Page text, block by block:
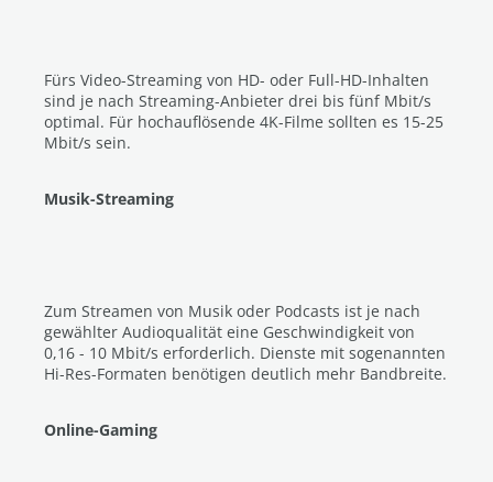
Fürs Video-Streaming von HD- oder Full-HD-Inhalten
sind je nach Streaming-Anbieter drei bis fünf Mbit/s
optimal. Für hochauflösende 4K-Filme sollten es 15-25
Mbit/s sein.
Musik-Streaming
Zum Streamen von Musik oder Podcasts ist je nach
gewählter Audioqualität eine Geschwindigkeit von
0,16 - 10 Mbit/s erforderlich. Dienste mit sogenannten
Hi-Res-Formaten benötigen deutlich mehr Bandbreite.
Online-Gaming